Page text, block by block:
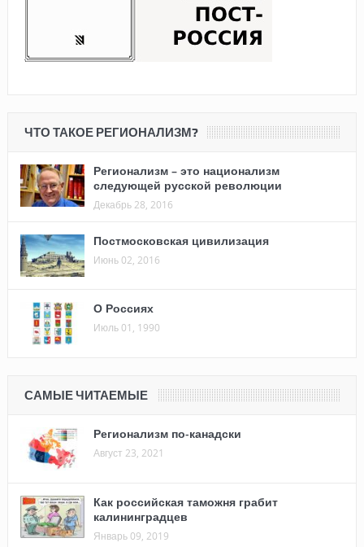
ЧТО ТАКОЕ РЕГИОНАЛИЗМ?
Регионализм – это национализм
следующей русской революции
Декабрь 28, 2016
Постмосковская цивилизация
Июнь 02, 2016
О Россиях
Июль 01, 1990
САМЫЕ ЧИТАЕМЫЕ
Регионализм по-канадски
Август 23, 2021
Как российская таможня грабит
калининградцев
Январь 09, 2019